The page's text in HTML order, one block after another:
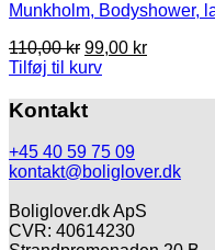
Munkholm, Bodyshower,
110,00kr Den
oprindelige
var:
99,00 krDen
Tilføj til kurv
Kontakt
+45 40 59 75 09
kontakt@boliglover.dk
Boliglover.dk ApS
CVR: 40614230